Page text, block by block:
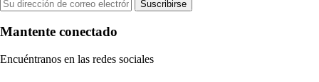
Suscribirse
Mantente conectado
Encuéntranos en las redes sociales